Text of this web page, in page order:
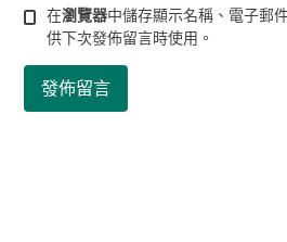
在瀏覽器中儲存顯示名稱、電子郵
供下次發佈留言時使用。